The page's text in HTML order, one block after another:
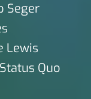
Seger
Lewis
Quo